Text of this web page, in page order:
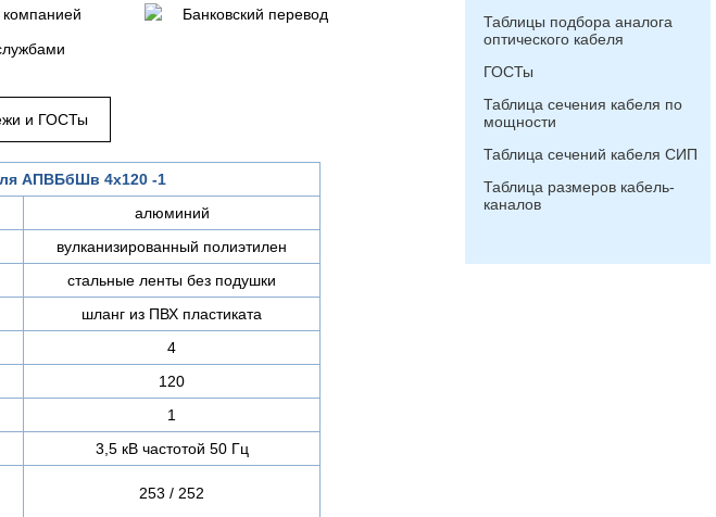
Банковский перевод
и ГОСТы
АПВБбШв 4х120 -1
алюминий
вулканизированный полиэтилен
стальные ленты без подушки
шланг из ПВХ пластиката
4
120
1
3,5 кВ частотой 50 Гц
253 / 252
Таблицы подбора аналога
оптического кабеля
ГОСТы
Таблица сечения кабеля по
мощности
Таблица сечений кабеля СИП
Таблица размеров кабель-
каналов